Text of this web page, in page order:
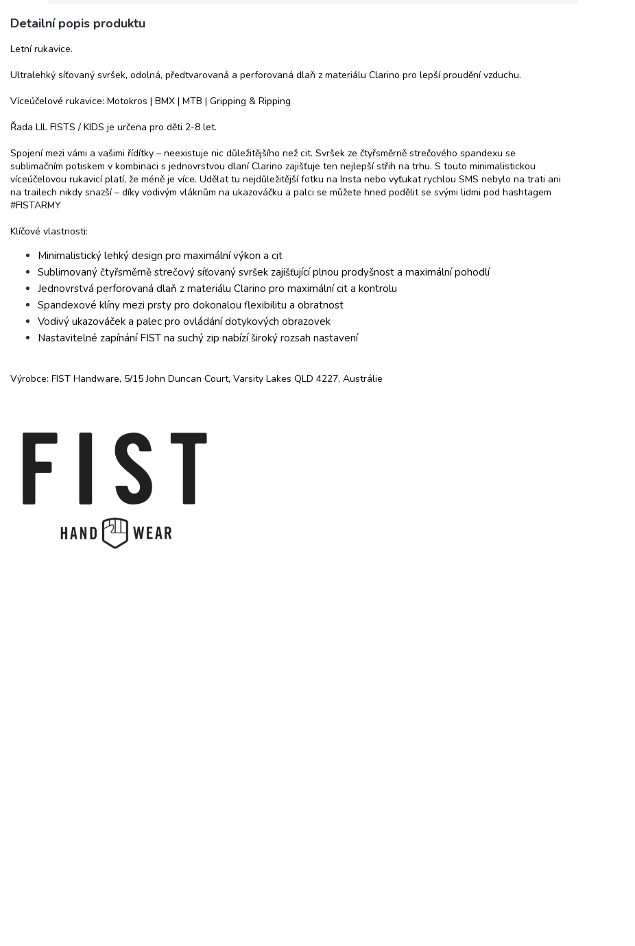
Detailní popis produktu
Letní rukavice.
Ultralehký síťovaný svršek, odolná, předtvarovaná a perforovaná dlaň z materiálu Clarino pro lepší proudění vzduchu.
Víceúčelové rukavice: Motokros | BMX | MTB | Gripping & Ripping
Řada LIL FISTS / KIDS je určena pro děti 2-8 let.
Spojení mezi vámi a vašimi řídítky – neexistuje nic důležitějšího než cit. Svršek ze čtyřsměrně strečového spandexu se
sublimačním potiskem v kombinaci s jednovrstvou dlaní Clarino zajišťuje ten nejlepší střih na trhu. S touto minimalistickou
víceúčelovou rukavicí platí, že méně je více. Udělat tu nejdůležitější fotku na Insta nebo vyťukat rychlou SMS nebylo na trati ani
na trailech nikdy snazší – díky vodivým vláknům na ukazováčku a palci se můžete hned podělit se svými lidmi pod hashtagem
#FISTARMY
Klíčové vlastnosti:
Minimalistický lehký design pro maximální výkon a cit
Sublimovaný čtyřsměrně strečový síťovaný svršek zajišťující plnou prodyšnost a maximální pohodlí
Jednovrstvá perforovaná dlaň z materiálu Clarino pro maximální cit a kontrolu
Spandexové klíny mezi prsty pro dokonalou flexibilitu a obratnost
Vodivý ukazováček a palec pro ovládání dotykových obrazovek
Nastavitelné zapínání FIST na suchý zip nabízí široký rozsah nastavení
Výrobce: FIST Handware, 5/15 John Duncan Court, Varsity Lakes QLD 4227, Austrálie